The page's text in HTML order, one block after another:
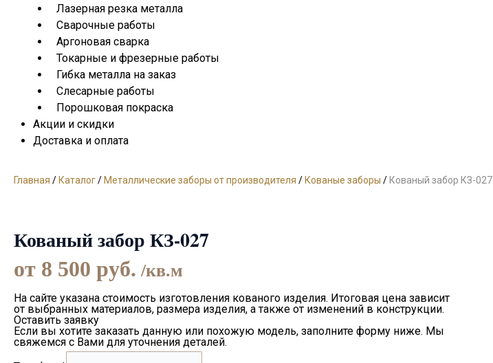
Лазерная резка металла
Сварочные работы
Аргоновая сварка
Токарные и фрезерные работы
Гибка металла на заказ
Слесарные работы
Порошковая покраска
Акции и скидки
Доставка и оплата
Главная /Каталог/Металлические заборы от производителя /Кованые заборы /Кованый забор КЗ-027
Кованый забор КЗ-027
от 8 500 руб. /кв.м
На сайте указана стоимость изготовления кованого изделия. Итоговая цена зависит
от выбранных материалов, размера изделия, а также от изменений в конструкции.
Оставить заявку
Если вы хотите заказать данную или похожую модель, заполните форму ниже. Мы
свяжемся с Вами для уточнения деталей.